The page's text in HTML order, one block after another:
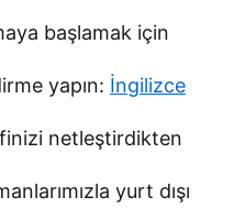
başlamak için
yapın: İngilizce
netleştirdikten
yurt dışı